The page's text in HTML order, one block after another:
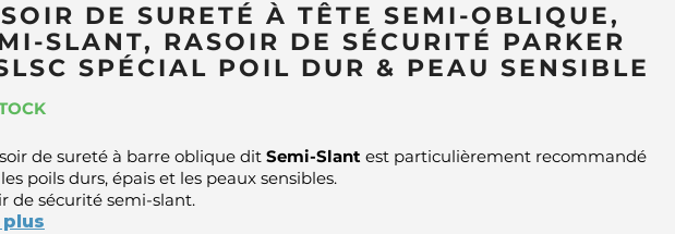
DE SURETÉ À TÊTE SEMI-OBLIQUE,
SLANT, RASOIR DE SÉCURITÉ PARKER
SPÉCIAL POIL DUR & PEAU SENSIBLE
de sureté à barre oblique dit Semi-Slant est particulièrement recommandé
poils durs, épais et les peaux sensibles.
de sécurité semi-slant.